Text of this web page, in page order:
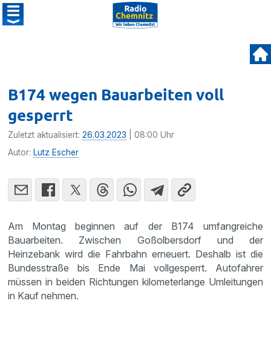
B174 wegen Bauarbeiten voll
gesperrt
Zuletzt aktualisiert:26.03.2023 | 08:00 Uhr
Autor: Lutz Escher
Am Montag beginnen auf der B174 umfangreiche
Bauarbeiten. Zwischen Goßolbersdorf und der
Heinzebank wird die Fahrbahn erneuert. Deshalb ist die
Bundesstraße bis Ende Mai vollgesperrt. Autofahrer
müssen in beiden Richtungen kilometerlange Umleitungen
in Kauf nehmen.